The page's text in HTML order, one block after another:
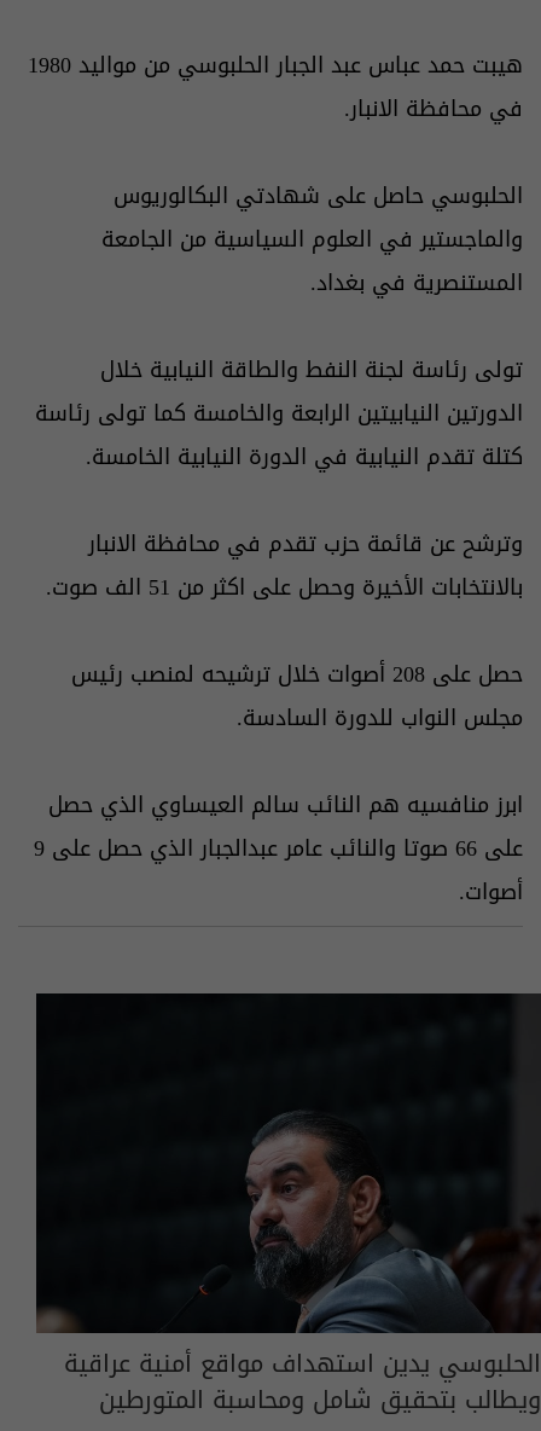
هيبت حمد عباس عبد الجبار الحلبوسي من مواليد 1980
في محافظة الانبار.
الحلبوسي حاصل على شهادتي البكالوريوس
والماجستير في العلوم السياسية من الجامعة
المستنصرية في بغداد.
تولى رئاسة لجنة النفط والطاقة النيابية خلال
الدورتين النيابيتين الرابعة والخامسة كما تولى رئاسة
كتلة تقدم النيابية في الدورة النيابية الخامسة.
وترشح عن قائمة حزب تقدم في محافظة الانبار
بالانتخابات الأخيرة وحصل على اكثر من 51 الف صوت.
حصل على 208 أصوات خلال ترشيحه لمنصب رئيس
مجلس النواب للدورة السادسة.
ابرز منافسيه هم⁠ النائب سالم العيساوي الذي حصل
على 66 صوتا والنائب عامر عبدالجبار الذي حصل على 9
أصوات.
الحلبوسي يدين استهداف مواقع أمنية عراقية
ويطالب بتحقيق شامل ومحاسبة المتورطين